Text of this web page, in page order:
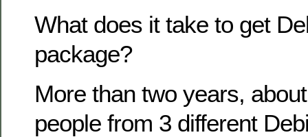
What does it take to get
package?
More than two years,
people from 3 different